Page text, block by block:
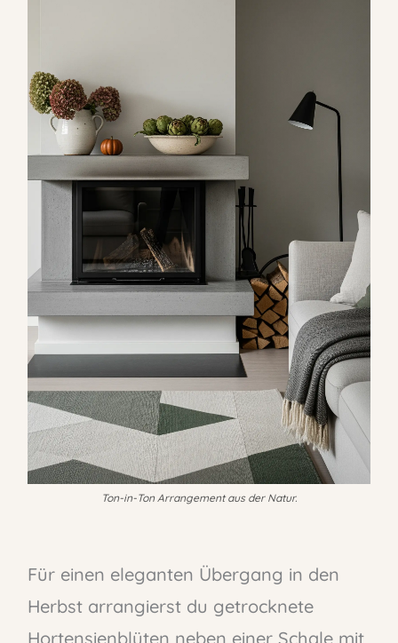
Ton-in-Ton Arrangement aus der Natur.
Für einen eleganten Übergang in den
Herbst arrangierst du getrocknete
Hortensienblüten neben einer Schale mit